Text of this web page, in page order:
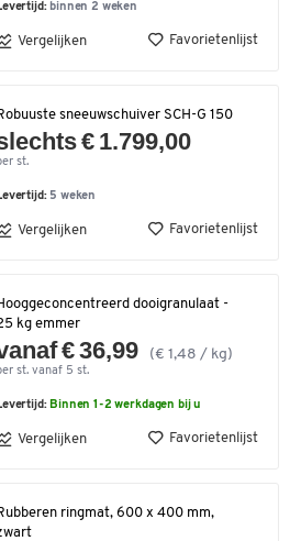
binnen 2 weken
Vergelijken Favorietenlijst
sneeuwschuiver SCH-G 150
€ 1.799,00
st.
5 weken
Vergelijken Favorietenlijst
dooigranulaat -
kg emmer
€ 36,99 (€ 1,48 / kg)
st. vanaf 5 st.
Binnen 1-2 werkdagen bij u
Vergelijken Favorietenlijst
ringmat, 600 x 400 mm,